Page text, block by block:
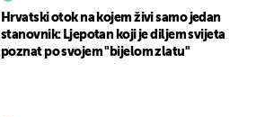
Hrvatski otok na kojem živi samo jedan
stanovnik: Ljepotan koji je diljem svijeta
poznat po svojem "bijelom zlatu"